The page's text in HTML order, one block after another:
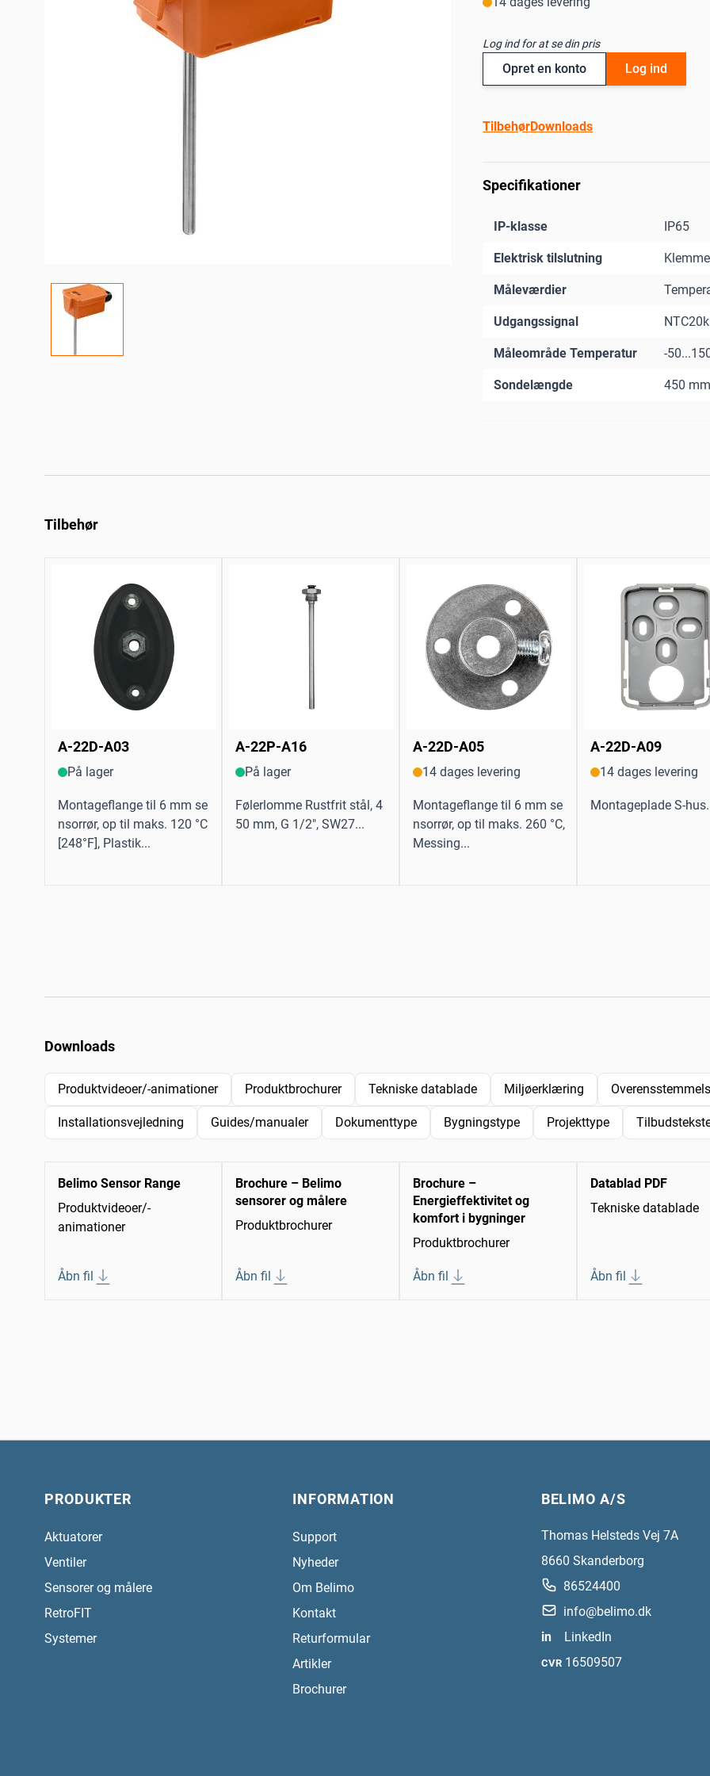
Log ind for at se din pris
Opret en konto Log ind
TilbehørDownloads
Specifikationer
IP-klasse IP65
Elektrisk tilslutning
Måleværdier
Udgangssignal NTC20k
Måleområde Temperatur -
Sondelængde 450
Tilbehør
A-22D-A03
På lager
Montageflange til 6 mm se
nsorrør, op til maks. 120 °C
[248°F], Plastik...
A-22P-A16
På lager
Følerlomme Rustfrit stål, 4
50 mm, G 1/2", SW27...
A-22D-A05
14 dages levering
Montageflange til 6 mm se
nsorrør, op til maks. 260 °C,
Messing...
A-22D-A09
14 dages levering
Montageplade S-
Downloads
Produktvideoer/-animationer Produktbrochurer Tekniske datablade Miljøerklæring
Installationsvejledning Guides/manualer Dokumenttype Bygningstype Projekttype
Belimo Sensor Range
Produktvideoer/-
animationer
Åbn fil
Brochure – Belimo
sensorer og målere
Produktbrochurer
Åbn fil
Brochure –
Energieffektivitet og
komfort i bygninger
Produktbrochurer
Åbn fil
Datablad PDF
Tekniske datablade
Åbn fil
PRODUKTER
Aktuatorer
Ventiler
Sensorer og målere
RetroFIT
Systemer
INFORMATION
Support
Nyheder
Om Belimo
Kontakt
Returformular
Artikler
Brochurer
BELIMO A/S
Thomas Helsteds Vej 7A
8660 Skanderborg
86524400
info@belimo.dk
in
LinkedIn
CVR 16509507